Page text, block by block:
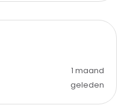
1 maand
geleden